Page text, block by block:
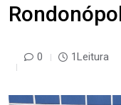
0 1Leitura